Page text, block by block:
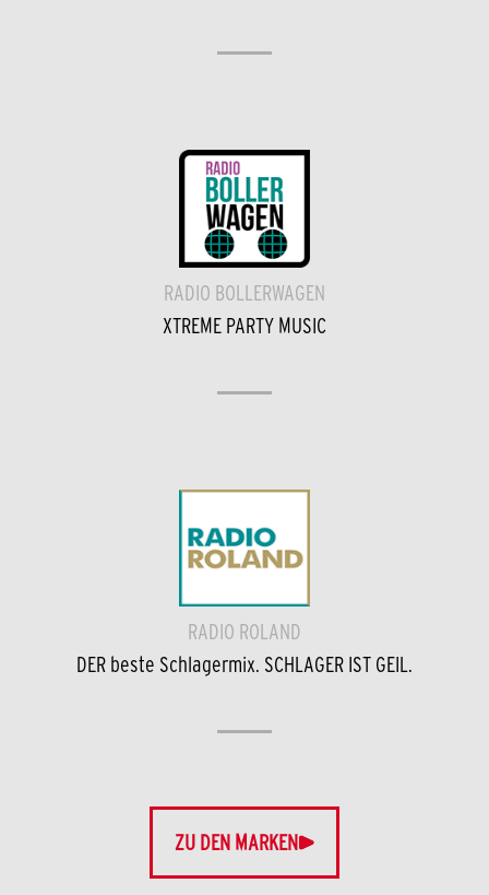
RADIO BOLLERWAGEN
XTREME PARTY MUSIC
RADIO ROLAND
DER beste Schlagermix. SCHLAGER IST GEIL.
ZU DEN MARKEN